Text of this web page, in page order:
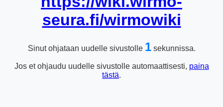
seura.fi/wirmowiki
Sinut ohjataan uudelle sivustolle 1sekunnissa.
Jos et ohjaudu uudelle sivustolle automaattisesti, paina
tästä.